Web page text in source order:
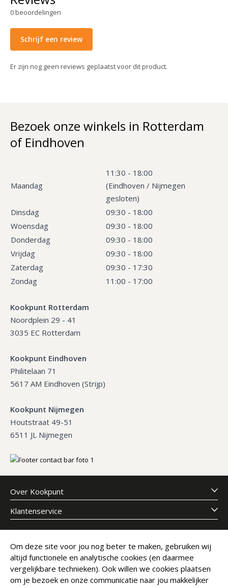
0beoordelingen
Schrijf een review
Er zijn nog geen reviews geplaatst voor dit product.
Bezoek onze winkels in Rotterdam
of Eindhoven
Maandag
11:30 - 18:00
(Eindhoven / Nijmegen
gesloten)
Dinsdag
09:30 - 18:00
Woensdag
09:30 - 18:00
Donderdag
09:30 - 18:00
Vrijdag
09:30 - 18:00
Zaterdag
09:30 - 17:30
Zondag
11:00 - 17:00
Kookpunt Rotterdam
Noordplein 29 - 41
3035 EC Rotterdam
Kookpunt Eindhoven
Philitelaan 71
5617 AM Eindhoven (Strijp)
Kookpunt Nijmegen
Houtstraat 49-51
6511 JL Nijmegen
Over Kookpunt
Klantenservice
Meld je aan voor onze nieuwsbrief
E-mailadres
Abonneer
Om deze site voor jou nog beter te maken, gebruiken wij
altijd functionele en analytische cookies (en daarmee
vergelijkbare technieken). Ook willen we cookies plaatsen
om je bezoek en onze communicatie naar jou makkelijker